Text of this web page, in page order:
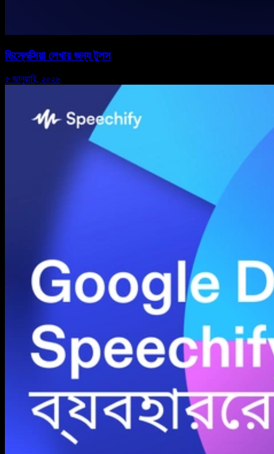
ডিস্লেক্সিয়া লেখার জন্য টুলস
৫ জানুয়ারি, ২০২৬